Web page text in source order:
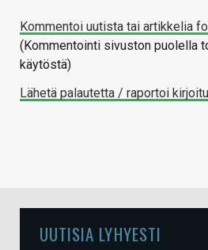
Kommentoi uutista tai artikkelia
(Kommentointi sivuston puolella
käytöstä)
Lähetä palautetta / raportoi
UUTISIA LYHYESTI